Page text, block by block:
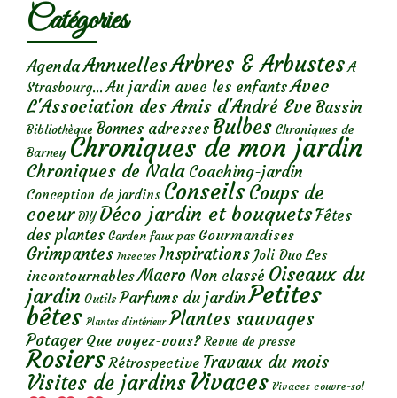
Catégories
AgendaAnnuellesArbres & Arbustes A
Strasbourg... Au jardin avec les enfantsAvec
L'Association des Amis d'André Eve Bassin
Bibliothèque Bonnes adresses Bulbes Chroniques de
Barney Chroniques de mon jardin
Chroniques de Nala Coaching-jardin
Conception de jardins ConseilsCoups de
coeur DIY Déco jardin et bouquetsFêtes
des plantes Garden faux pas Gourmandises
Grimpantes Insectes Inspirations Joli Duo Les
incontournables Macro Non classé Oiseaux du
jardin Outils Parfums du jardinPetites
bêtes Plantes d’intérieur Plantes sauvages
Potager Que voyez-vous? Revue de presse
Rosiers Rétrospective Travaux du mois
Visites de jardins Vivaces Vivaces couvre-sol